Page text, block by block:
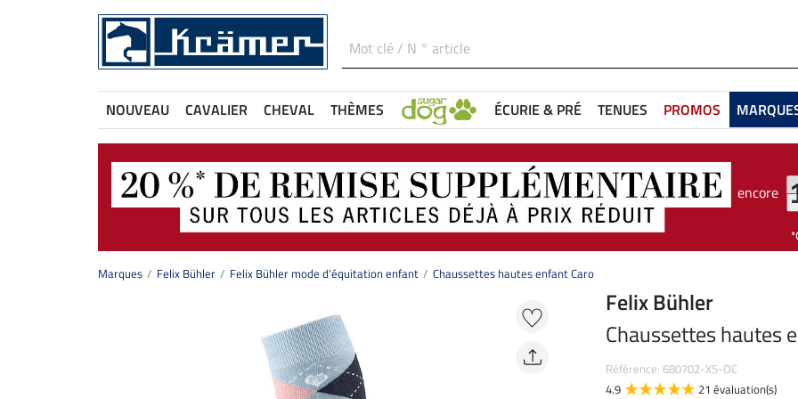
NOUVEAU CAVALIER CHEVAL THÈMES ÉCURIE & PRÉ TENUES PROMOS
encore
Marques Felix Bühler Felix Bühler mode d'équitation enfant Chaussettes hautes enfant Caro
Felix Bühler
Chaussettes hautes
Référence: 680702-XS-OC
4.9
21 évaluation(s)